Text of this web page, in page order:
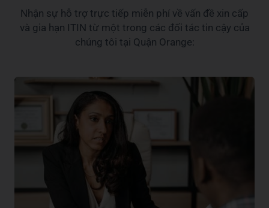
Nhận sự hỗ trợ trực tiếp miễn phí về vấn đề xin cấp
và gia hạn ITIN từ một trong các đối tác tin cậy của
chúng tôi tại Quận Orange: